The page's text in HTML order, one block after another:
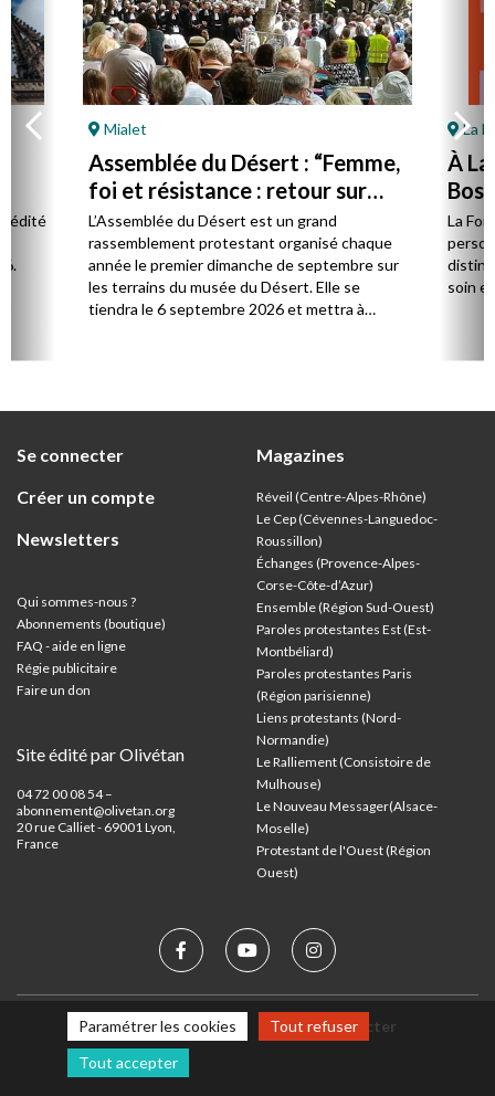
édité
Mialet
Assemblée du Désert : “Femme,
foi et résistance : retour sur
Marie Durand”
L’Assemblée du Désert est un grand
rassemblement protestant organisé chaque
année le premier dimanche de septembre sur
les terrains du musée du Désert. Elle se
tiendra le 6 septembre 2026 et mettra à
La
À
par
La
soin
Se connecter
Créer un compte
Newsletters
Qui sommes-nous ?
Abonnements (boutique)
FAQ - aide en ligne
Régie publicitaire
Faire un don
Site édité par Olivétan
04 72 00 08 54 –
abonnement@olivetan.org
20 rue Calliet - 69001 Lyon,
France
Magazines
Réveil (Centre-Alpes-Rhône)
Le Cep (Cévennes-Languedoc-
Roussillon)
Échanges (Provence-Alpes-
Corse-Côte-d’Azur)
Ensemble (Région Sud-Ouest)
Paroles protestantes Est (Est-
Montbéliard)
Paroles protestantes Paris
(Région parisienne)
Liens protestants (Nord-
Normandie)
Le Ralliement (Consistoire de
Mulhouse)
Le Nouveau Messager(Alsace-
Moselle)
Protestant de l'Ouest (Région
Ouest)
Mentions légales Nous contacter
Paramétrer les cookies
Tout refuser
Tout accepter